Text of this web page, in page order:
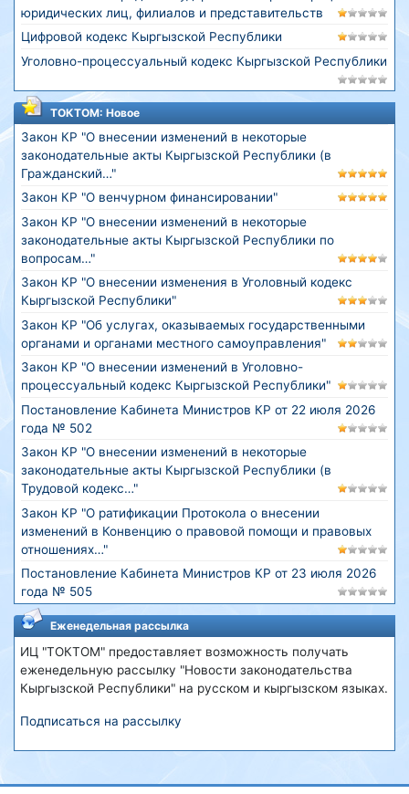
юридических лиц, филиалов и представительств
Цифровой кодекс Кыргызской Республики
Уголовно-процессуальный кодекс Кыргызской Республики
ТОКТОМ: Новое
Закон КР "О внесении изменений в некоторые
законодательные акты Кыргызской Республики (в
Гражданский…"
Закон КР "О венчурном финансировании"
Закон КР "О внесении изменений в некоторые
законодательные акты Кыргызской Республики по
вопросам…"
Закон КР "О внесении изменения в Уголовный кодекс
Кыргызской Республики"
Закон КР "Об услугах, оказываемых государственными
органами и органами местного самоуправления"
Закон КР "О внесении изменений в Уголовно-
процессуальный кодекс Кыргызской Республики"
Постановление Кабинета Министров КР от 22 июля 2026
года № 502
Закон КР "О внесении изменений в некоторые
законодательные акты Кыргызской Республики (в
Трудовой кодекс…"
Закон КР "О ратификации Протокола о внесении
изменений в Конвенцию о правовой помощи и правовых
отношениях…"
Постановление Кабинета Министров КР от 23 июля 2026
года № 505
Еженедельная рассылка
ИЦ "ТОКТОМ" предоставляет возможность получать
еженедельную рассылку "Новости законодательства
Кыргызской Республики" на русском и кыргызском языках.
Подписаться на рассылку